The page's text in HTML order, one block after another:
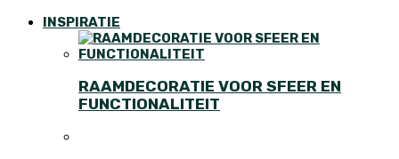
INSPIRATIE
RAAMDECORATIE VOOR SFEER EN
FUNCTIONALITEIT